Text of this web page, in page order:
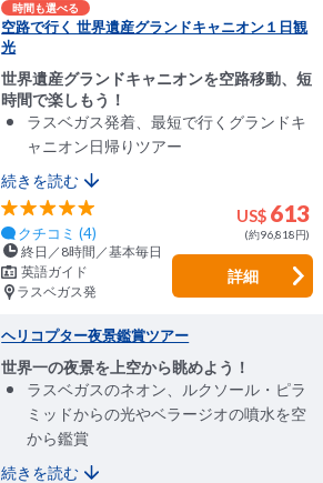
時間も選べる
空路で行く 世界遺産グランドキャニオン１日観
光
世界遺産グランドキャニオンを空路移動、短
時間で楽しもう！
ラスベガス発着、最短で行くグランドキ
ャニオン日帰りツアー
続きを読む
US$ 613
(約96,818円)
クチコミ (4)
終日／8時間／基本毎日
英語ガイド
ラスベガス発
詳細
ヘリコプター夜景鑑賞ツアー
世界一の夜景を上空から眺めよう！
ラスベガスのネオン、ルクソール・ピラ
ミッドからの光やベラージオの噴水を空
から鑑賞
続きを読む